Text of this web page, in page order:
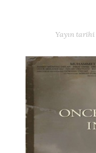
Yayın tarihi